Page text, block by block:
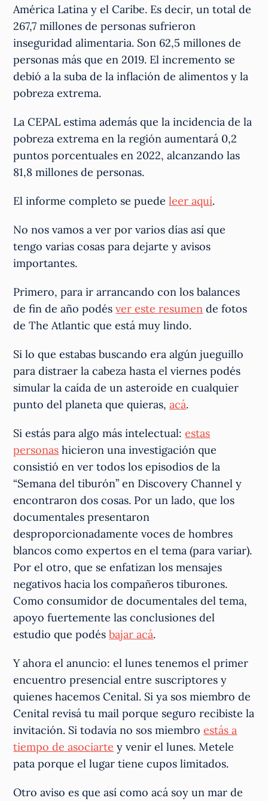
América Latina y el Caribe. Es decir, un total de
267,7 millones de personas sufrieron
inseguridad alimentaria. Son 62,5 millones de
personas más que en 2019. El incremento se
debió a la suba de la inflación de alimentos y la
pobreza extrema.
La CEPAL estima además que la incidencia de la
pobreza extrema en la región aumentará 0,2
puntos porcentuales en 2022, alcanzando las
81,8 millones de personas.
El informe completo se puedeleer aquí.
No nos vamos a ver por varios días así que
tengo varias cosas para dejarte y avisos
importantes.
Primero, para ir arrancando con los balances
de fin de año podésver este resumen de fotos
de The Atlantic que está muy lindo.
Si lo que estabas buscando era algún jueguillo
para distraer la cabeza hasta el viernes podés
simular la caída de un asteroide en cualquier
punto del planeta que quieras,acá.
Si estás para algo más intelectual:estas
personas hicieron una investigación que
consistió en ver todos los episodios de la
“Semana del tiburón” en Discovery Channel y
encontraron dos cosas. Por un lado, que los
documentales presentaron
desproporcionadamente voces de hombres
blancos como expertos en el tema (para variar).
Por el otro, que se enfatizan los mensajes
negativos hacia los compañeros tiburones.
Como consumidor de documentales del tema,
apoyo fuertemente las conclusiones del
estudio que podésbajar acá.
Y ahora el anuncio: el lunes tenemos el primer
encuentro presencial entre suscriptores y
quienes hacemos Cenital. Si ya sos miembro de
Cenital revisá tu mail porque seguro recibiste la
invitación. Si todavía no sos miembroestás a
tiempo de asociarte y venir el lunes. Metele
pata porque el lugar tiene cupos limitados.
Otro aviso es que así como acá soy un mar de